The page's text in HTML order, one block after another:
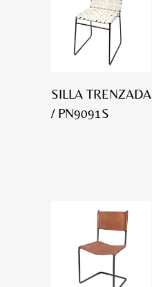
SILLA TRENZADA
/ PN9091S